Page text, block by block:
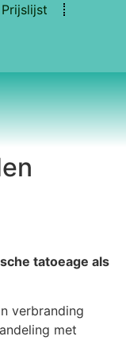
Prijslijst
tatoeage als
verbranding
met